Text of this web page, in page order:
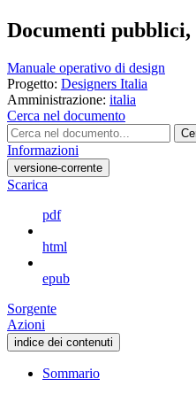
Documenti
Manuale operativo di design
Progetto: Designers Italia
Amministrazione: italia
Cerca nel documento
Informazioni
versione-corrente
Scarica
pdf
html
epub
Sorgente
Azioni
indice dei contenuti
Sommario